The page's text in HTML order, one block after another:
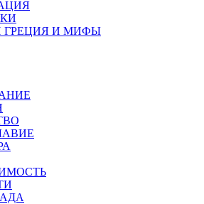
ГРЕЦИЯ И МИФЫ